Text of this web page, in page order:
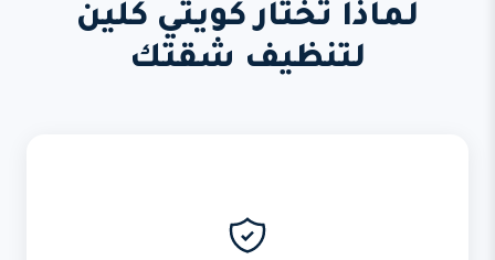
لماذا تختار كويتي كلين
لتنظيف شقتك